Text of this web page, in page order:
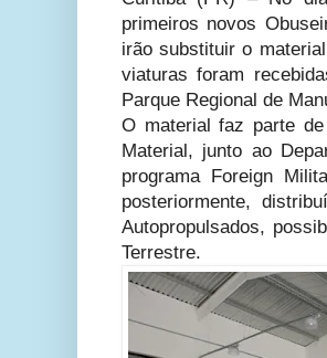
primeiros novos
irão substituir o
viaturas foram
Parque Regional de
O material faz parte
Material, junto ao
programa Foreign
posteriormente,
Autopropulsados,
Terrestre.